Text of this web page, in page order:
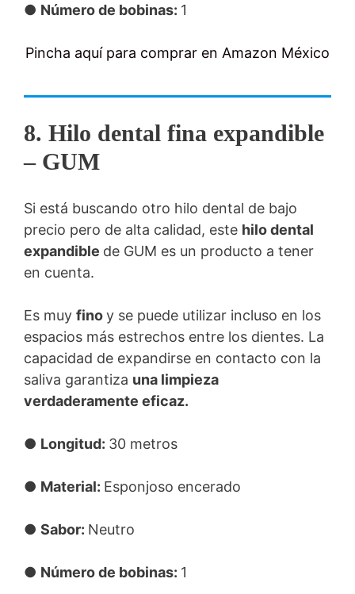
● Número de bobinas: 1
Pincha aquí para comprar en Amazon México
8. Hilo dental fina expandible
– GUM
Si está buscando otro hilo dental de bajo
precio pero de alta calidad, este hilo dental
expandible de GUM es un producto a tener
en cuenta.
Es muy finoy se puede utilizar incluso en los
espacios más estrechos entre los dientes. La
capacidad de expandirse en contacto con la
saliva garantiza una limpieza
verdaderamente eficaz.
● Longitud: 30 metros
● Material: Esponjoso encerado
● Sabor: Neutro
● Número de bobinas: 1